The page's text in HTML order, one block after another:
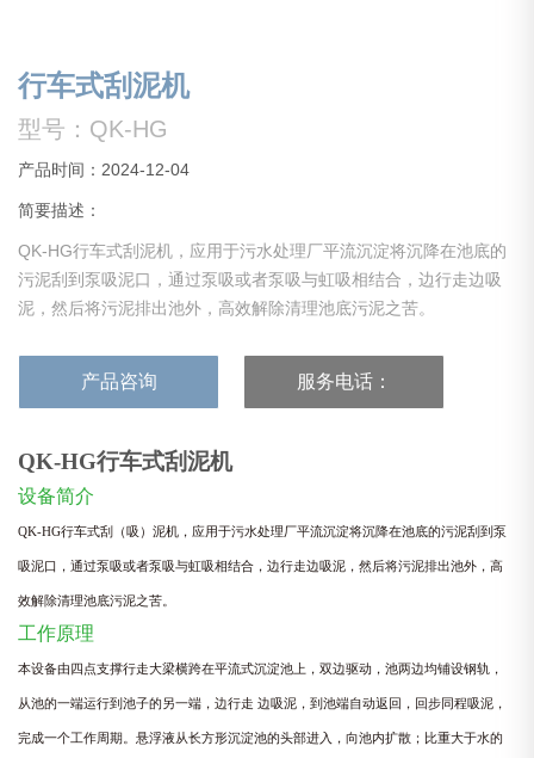
行车式刮泥机
型号：QK-HG
产品时间：2024-12-04
简要描述：
QK-HG行车式刮泥机，应用于污水处理厂平流沉淀将沉降在池底的
污泥刮到泵吸泥口，通过泵吸或者泵吸与虹吸相结合，边行走边吸
泥，然后将污泥排出池外，高效解除清理池底污泥之苦。
产品咨询 服务电话：
QK-HG行车式刮泥机
设备简介
QK-HG行车式刮（吸）泥机，应用于污水处理厂平流沉淀将沉降在池底的污泥刮到泵
吸泥口，通过泵吸或者泵吸与虹吸相结合，边行走边吸泥，然后将污泥排出池外，高
效解除清理池底污泥之苦。
工作原理
本设备由四点支撑行走大梁横跨在平流式沉淀池上，双边驱动，池两边均铺设钢轨，
从池的一端运行到池子的另一端，边行走边吸泥，到池端自动返回，回步同程吸泥，
完成一个工作周期。悬浮液从长方形沉淀池的头部进入，向池内扩散；比重大于水的